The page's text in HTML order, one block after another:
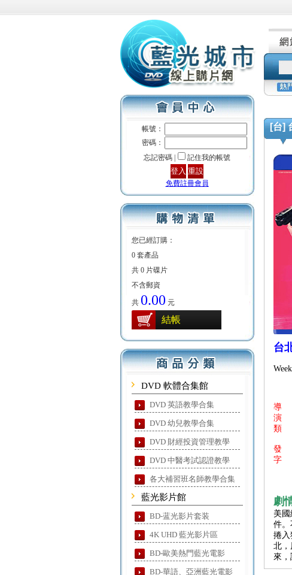
帳號：
密碼：
忘記密碼 |
記住我的帳號
免費註冊會員
您已經訂購：
0 套產品
共 0 片碟片
不含郵資
共 0.00 元
結帳
DVD 軟體合集館
DVD 英語教學合集
DVD 幼兒教學合集
DVD 財經投資管理教學
DVD 中醫考試認證教學
各大補習班名師教學合集
藍光影片館
BD-蓝光影片套装
4K UHD 藍光影片區
BD-歐美熱門藍光電影
BD-華語、亞洲藍光電影
[台]
台
導
演
類
發
字
劇
美
件。
捲入
北，
來，